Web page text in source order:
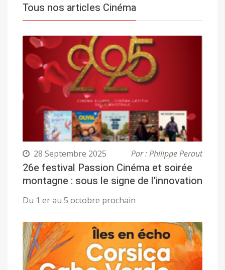
Tous nos articles Cinéma
28 Septembre 2025 Par : Philippe Peraut
26e festival Passion Cinéma et soirée
montagne : sous le signe de l'innovation
Du 1 er au 5 octobre prochain